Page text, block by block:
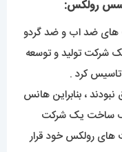
های ضد اب و ضد گردو
ک در سن ۲۴ سالگی سال ۱۹۰۵ یک شرکت تولید و توسعه
کرد .
، بنابراین هانس
ک ساخت یک شرکت
رولکس خود قرار